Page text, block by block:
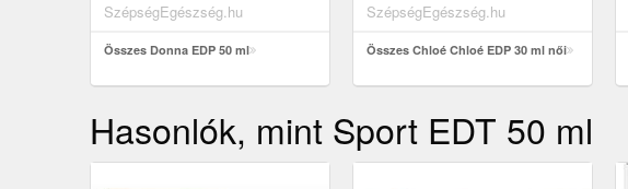
SzépségEgészség.hu
Összes Donna EDP 50 ml
SzépségEgészség.hu
Összes Chloé Chloé EDP 30 ml női
Hasonlók, mint Sport EDT 50 ml